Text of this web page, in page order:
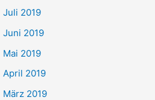
Juli 2019
Juni 2019
Mai 2019
April 2019
März 2019